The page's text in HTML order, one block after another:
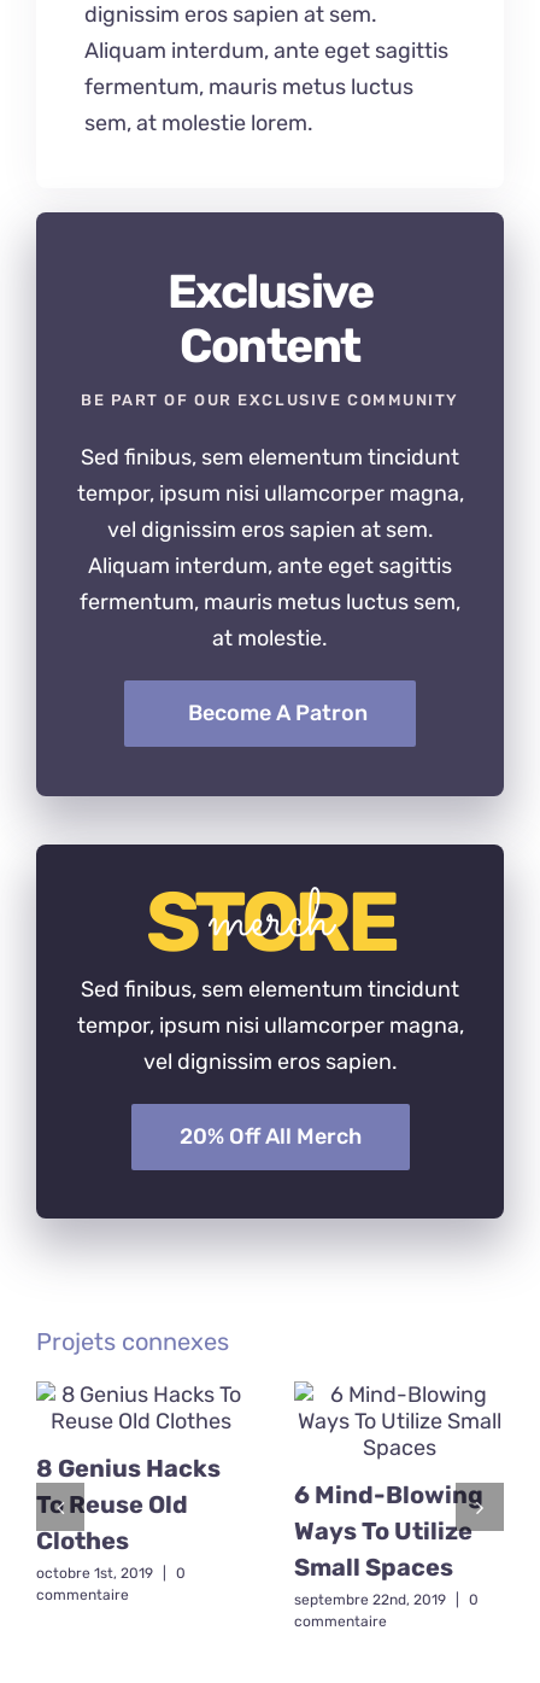
dignissim eros sapien at sem.
Aliquam interdum, ante eget sagittis
fermentum, mauris metus luctus
sem, at molestie lorem.
Exclusive
Content
BE PART OF OUR EXCLUSIVE COMMUNITY
Sed finibus, sem elementum tincidunt
tempor, ipsum nisi ullamcorper magna,
vel dignissim eros sapien at sem.
Aliquam interdum, ante eget sagittis
fermentum, mauris metus luctus sem,
at molestie.
Become A Patron
STORE
merch
Sed finibus, sem elementum tincidunt
tempor, ipsum nisi ullamcorper magna,
vel dignissim eros sapien.
20% Off All Merch
Projets connexes
8 Genius Hacks
To Reuse Old
Clothes
octobre 1st, 2019
0
commentaire
6 Mind-Blowing
Ways To Utilize
Small Spaces
septembre 22nd, 2019
0
commentaire